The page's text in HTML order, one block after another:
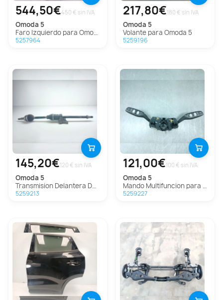
544,50€450 € sin IVA
omoda 5
Faro Izquierdo para Omoda 5
5257964
217,80€180 € sin IVA
omoda 5
Volante para Omoda 5
5259196
145,20€120 € sin IVA
omoda 5
Transmision Delantera Derecha para Omoda 5
5259213
121,00€100 € sin IVA
omoda 5
Mando Multifuncion para Omoda 5
5259227